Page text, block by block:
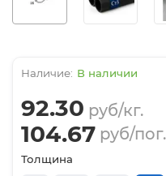
В наличии
92.30 руб/кг.
104.67 руб/
Толщина